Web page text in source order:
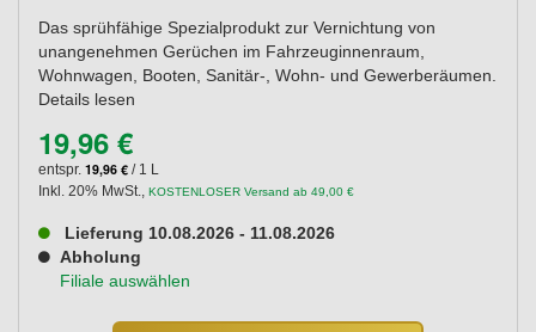
Das sprühfähige Spezialprodukt zur Vernichtung von
unangenehmen Gerüchen im Fahrzeuginnenraum,
Wohnwagen, Booten, Sanitär-, Wohn- und Gewerberäumen.
Details lesen
19,96 €
entspr. 19,96 € / 1 L
Inkl. 20% MwSt., KOSTENLOSER Versand ab 49,00 €
Lieferung 10.08.2026 - 11.08.2026
Abholung
Filiale auswählen